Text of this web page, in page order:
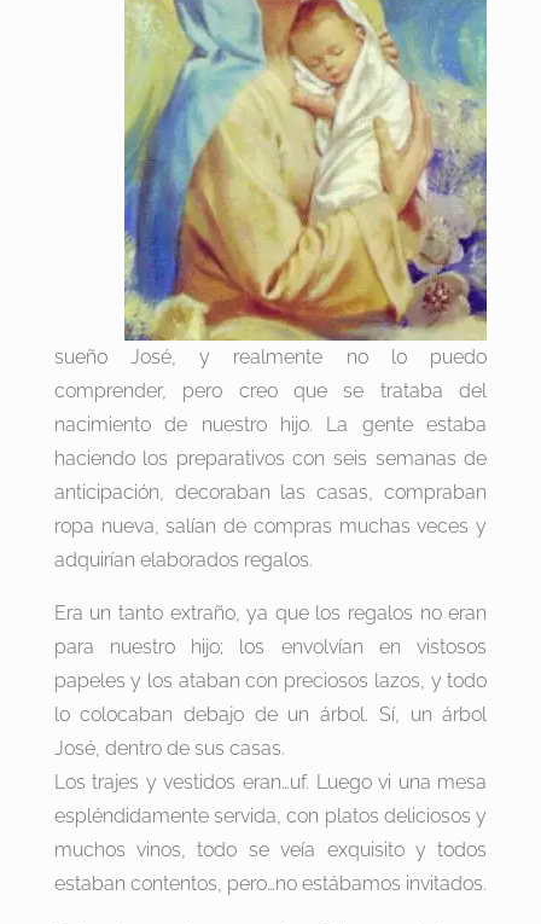
sueño José, y realmente no lo puedo
comprender, pero creo que se trataba del
nacimiento de nuestro hijo. La gente estaba
haciendo los preparativos con seis semanas de
anticipación, decoraban las casas, compraban
ropa nueva, salían de compras muchas veces y
adquirían elaborados regalos.
Era un tanto extraño, ya que los regalos no eran
para nuestro hijo; los envolvían en vistosos
papeles y los ataban con preciosos lazos, y todo
lo colocaban debajo de un árbol. Sí, un árbol
José, dentro de sus casas.
Los trajes y vestidos eran…uf. Luego vi una mesa
espléndidamente servida, con platos deliciosos y
muchos vinos, todo se veía exquisito y todos
estaban contentos, pero…no estábamos invitados.